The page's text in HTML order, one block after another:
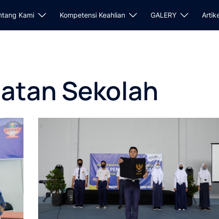
Kami Kompetensi Keahlian GALERY
Sekolah